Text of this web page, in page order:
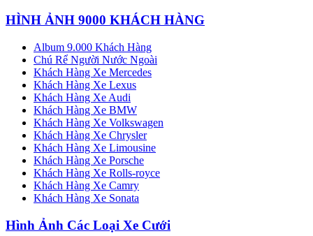
HÌNH ẢNH 9000 KHÁCH HÀNG
Album 9.000 Khách Hàng
Chú Rể Người Nước Ngoài
Khách Hàng Xe Mercedes
Khách Hàng Xe Lexus
Khách Hàng Xe Audi
Khách Hàng Xe BMW
Khách Hàng Xe Volkswagen
Khách Hàng Xe Chrysler
Khách Hàng Xe Limousine
Khách Hàng Xe Porsche
Khách Hàng Xe Rolls-royce
Khách Hàng Xe Camry
Khách Hàng Xe Sonata
Hình Ảnh Các Loại Xe Cưới